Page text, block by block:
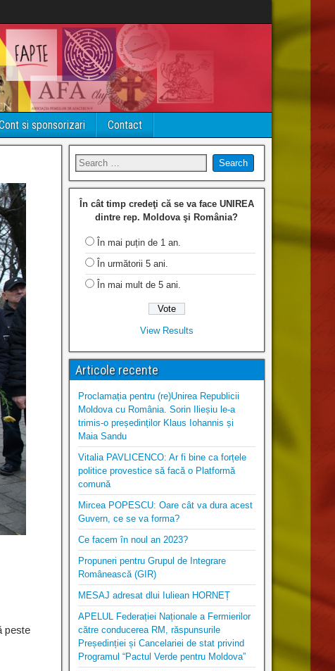
si sponsorizari Contact
peste
În cât timp credeţi că se va face UNIREA
dintre rep. Moldova şi România?
În mai puțin de 1 an.
În următorii 5 ani.
În mai mult de 5 ani.
View Results
Articole recente
Proclamația pentru (re)Unirea Republicii
Moldova cu România. Sorin Ilieșiu le-a
trimis-o președinților Klaus Iohannis și
Maia Sandu
Vitalia PAVLICENCO: Ar fi bine ca forțele
politice provestice să facă o Platformă
comună
Mircea POPESCU: Oare cât va dura acest
Guvern, ce se va forma?
Ce facem în noul an 2023?
Propuneri pentru Grupul de Integrare
Românească (GIR)
MESAJ adresat dlui Iuliean HORNEȚ
APELUL Federației Naționale a Fermierilor
către conducerea RM, răspunsurile
Președinției și Cancelariei de stat privind
Programul “Pactul Verde pentru Moldova”